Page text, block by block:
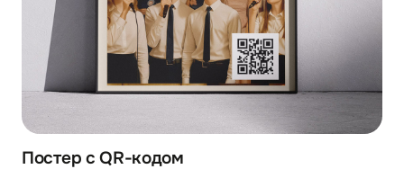
Постер с QR-кодом